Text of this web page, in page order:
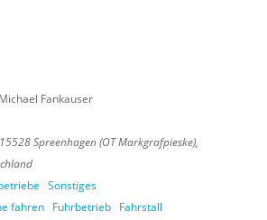
Fankauser
15528Spreenhagen (OT Markgrafpieske),
Sonstiges
fahren Fuhrbetrieb Fahrstall